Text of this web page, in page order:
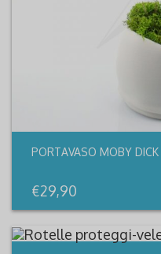
PORTAVASO MOBY DICK
€29,90